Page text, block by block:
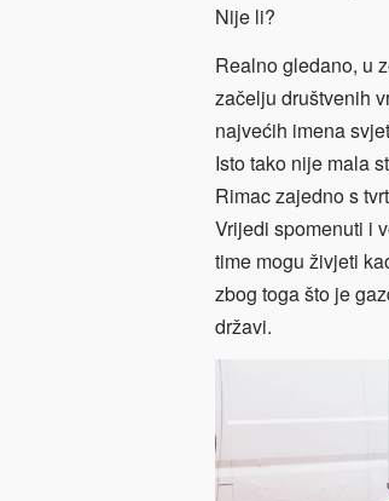
Nije li?
Realno gledano, u
začelju društvenih
najvećih imena
Isto tako nije mala
Rimac zajedno s
Vrijedi spomenuti i
time mogu živjeti
zbog toga što je
državi.